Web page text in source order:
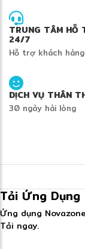
TRUNG TÂM HỖ
24/7
Hỗ trợ khách
DỊCH VỤ THÂN
30 ngày hài lòng
Tải Ứng Dụng
Ứng dụng
Tải ngay.